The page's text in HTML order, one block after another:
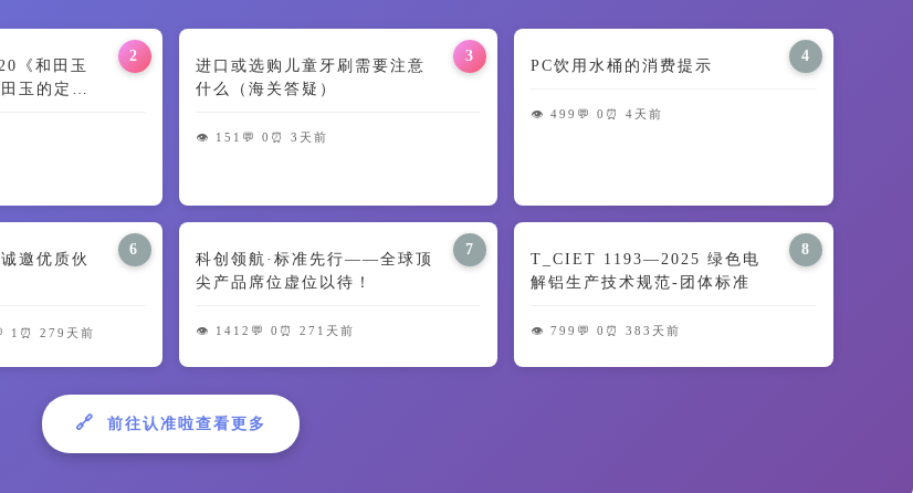
2
《和田玉
玉的定义
3
进口或选购儿童牙刷需要注意
什么（海关答疑）
👁️ 151 💬 0 ⏰ 3天前
4
PC饮用水桶的消费提示
👁️ 499 💬 0 ⏰ 4天前
6
邀优质伙
1 ⏰ 279天前
7
科创领航·标准先行——全球顶
尖产品席位虚位以待！
👁️ 1412 💬 0 ⏰ 271天前
8
T_CIET 1193—2025 绿色电
解铝生产技术规范-团体标准
👁️ 799 💬 0 ⏰ 383天前
🔗 前往认准啦查看更多